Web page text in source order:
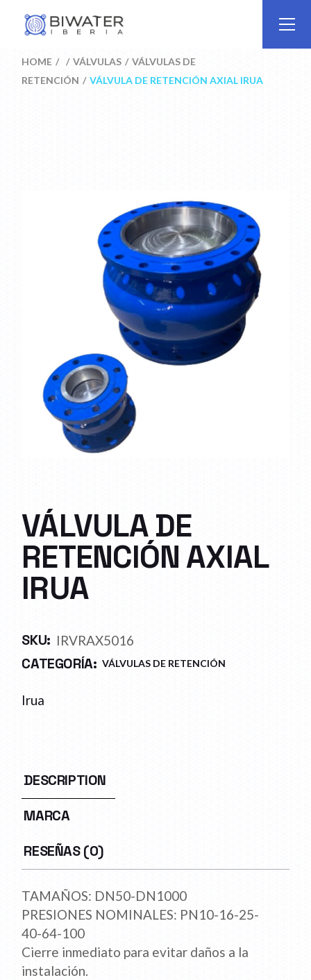
HOME VÁLVULAS
VÁLVULAS DE
RETENCIÓN
VÁLVULA DE RETENCIÓN AXIAL IRUA
VÁLVULA DE
RETENCIÓN AXIAL
IRUA
SKU: IRVRAX5016
CATEGORÍA: VÁLVULAS DE RETENCIÓN
Irua
DESCRIPTION
MARCA
RESEÑAS (0)
TAMAÑOS: DN50-DN1000
PRESIONES NOMINALES: PN10-16-25-
40-64-100
Cierre inmediato para evitar daños a la
instalación.